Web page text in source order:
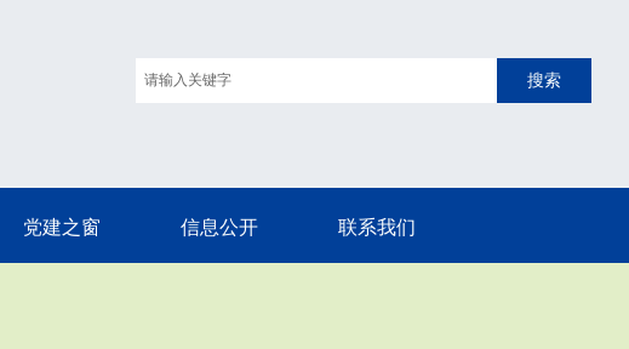
搜索
党建之窗 信息公开 联系我们
党建之窗 信息公开 联系我们